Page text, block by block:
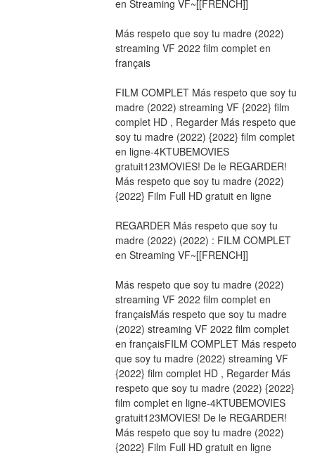
en Streaming VF~[[FRENCH]]
Más respeto que soy tu madre (2022)
streaming VF 2022 film complet en
français
FILM COMPLET Más respeto que soy tu
madre (2022) streaming VF {2022} film
complet HD , Regarder Más respeto que
soy tu madre (2022) {2022} film complet
en ligne-4KTUBEMOVIES
gratuit123MOVIES! De le REGARDER!
Más respeto que soy tu madre (2022)
{2022} Film Full HD gratuit en ligne
REGARDER Más respeto que soy tu
madre (2022) (2022) : FILM COMPLET
en Streaming VF~[[FRENCH]]
Más respeto que soy tu madre (2022)
streaming VF 2022 film complet en
françaisMás respeto que soy tu madre
(2022) streaming VF 2022 film complet
en françaisFILM COMPLET Más respeto
que soy tu madre (2022) streaming VF
{2022} film complet HD , Regarder Más
respeto que soy tu madre (2022) {2022}
film complet en ligne-4KTUBEMOVIES
gratuit123MOVIES! De le REGARDER!
Más respeto que soy tu madre (2022)
{2022} Film Full HD gratuit en ligne